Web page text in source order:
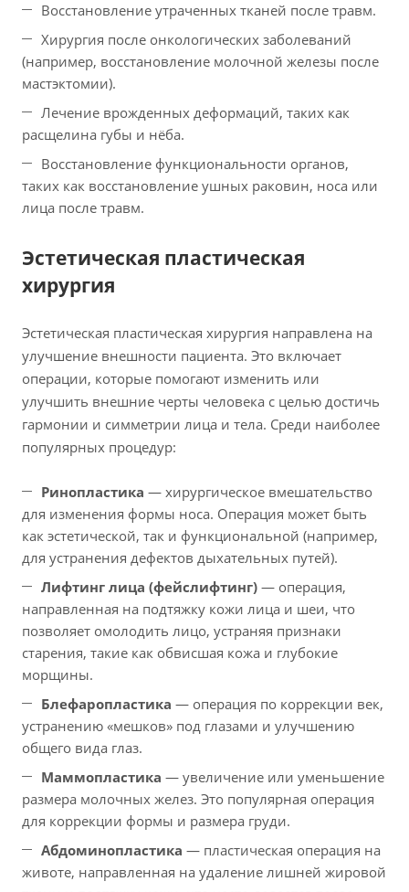
Восстановление утраченных тканей после травм.
Хирургия после онкологических заболеваний
(например, восстановление молочной железы после
мастэктомии).
Лечение врожденных деформаций, таких как
расщелина губы и нёба.
Восстановление функциональности органов,
таких как восстановление ушных раковин, носа или
лица после травм.
Эстетическая пластическая
хирургия
Эстетическая пластическая хирургия направлена на
улучшение внешности пациента. Это включает
операции, которые помогают изменить или
улучшить внешние черты человека с целью достичь
гармонии и симметрии лица и тела. Среди наиболее
популярных процедур:
Ринопластика — хирургическое вмешательство
для изменения формы носа. Операция может быть
как эстетической, так и функциональной (например,
для устранения дефектов дыхательных путей).
Лифтинг лица (фейслифтинг) — операция,
направленная на подтяжку кожи лица и шеи, что
позволяет омолодить лицо, устраняя признаки
старения, такие как обвисшая кожа и глубокие
морщины.
Блефаропластика — операция по коррекции век,
устранению «мешков» под глазами и улучшению
общего вида глаз.
Маммопластика — увеличение или уменьшение
размера молочных желез. Это популярная операция
для коррекции формы и размера груди.
Абдоминопластика — пластическая операция на
животе, направленная на удаление лишней жировой